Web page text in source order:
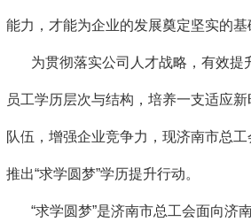
能力，才能为企业的发展奠定坚实的基
为贯彻落实公司人才战略，有效提
员工学历层次与结构，培养一支适应
队伍，增强企业竞争力，现济南市总
推出“求学圆梦”学历提升行动。
“求学圆梦”是济南市总工会面向济